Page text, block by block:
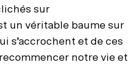
sur
un véritable baume sur
s’accrochent et de ces
notre vie et